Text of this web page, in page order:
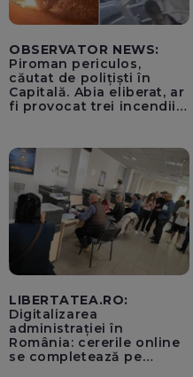
OBSERVATOR NEWS:
Piroman periculos,
căutat de polițiști în
Capitală. Abia eliberat, ar
fi provocat trei incendii
LIBERTATEA.RO:
Digitalizarea
administrației în
România: cererile online
se completează pe